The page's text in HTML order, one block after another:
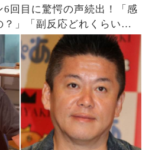
回目に驚愕の声続出！「感
」「副反応どれくらい出